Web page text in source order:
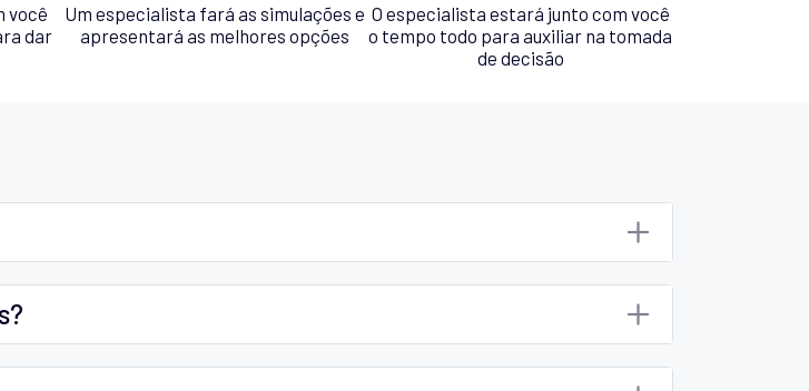
você
dar
Um especialista fará as simulações e
apresentará as melhores opções
O especialista estará junto com você
o tempo todo para auxiliar na tomada
de decisão